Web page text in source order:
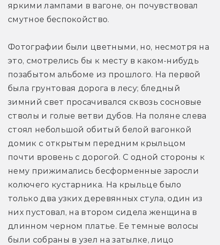
яркими лампами в вагоне, он почувствовал
смутное беспокойство.
Фотографии были цветными, но, несмотря на
это, смотрелись бы к месту в каком-нибудь
позабытом альбоме из прошлого. На первой
была грунтовая дорога в лесу; бледный
зимний свет просачивался сквозь сосновые
стволы и голые ветви дубов. На поляне слева
стоял небольшой обитый белой вагонкой
домик с открытым передним крыльцом
почти вровень с дорогой. С одной стороны к
нему прижимались бесформенные заросли
колючего кустарника. На крыльце было
только два узких деревянных стула, один из
них пустовал, на втором сидела женщина в
длинном черном платье. Ее темные волосы
были собраны в узел на затылке, лицо